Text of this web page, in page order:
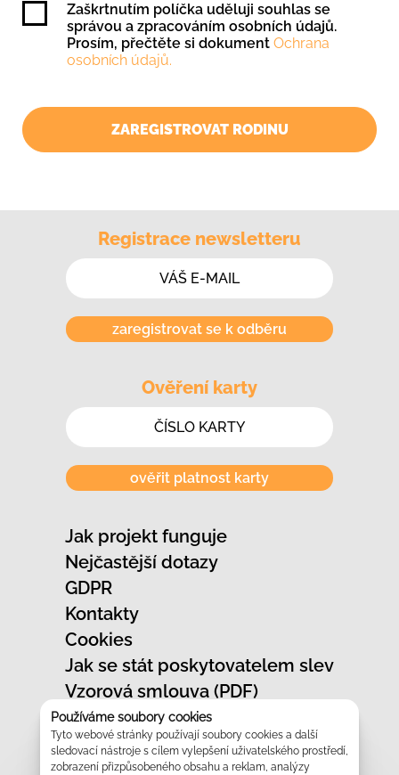
Používáme soubory cookies
Tyto webové stránky používají soubory cookies a další
sledovací nástroje s cílem vylepšení uživatelského prostředí,
zobrazení přizpůsobeného obsahu a reklam, analýzy
Zaškrtnutím políčka uděluji souhlas se
správou a zpracováním osobních údajů.
Prosím, přečtěte si dokument Ochrana
osobních údajů.
ZAREGISTROVAT RODINU
Jak projekt funguje
Nejčastější dotazy
GDPR
Kontakty
Cookies
Jak se stát poskytovatelem slev
Registrace newsletteru
zaregistrovat se k odběru
Ověření karty
ověřit platnost karty
Vzorová smlouva (PDF)
Jak označit provozovnu
Vzhled slevových karet
Prezentace projektu